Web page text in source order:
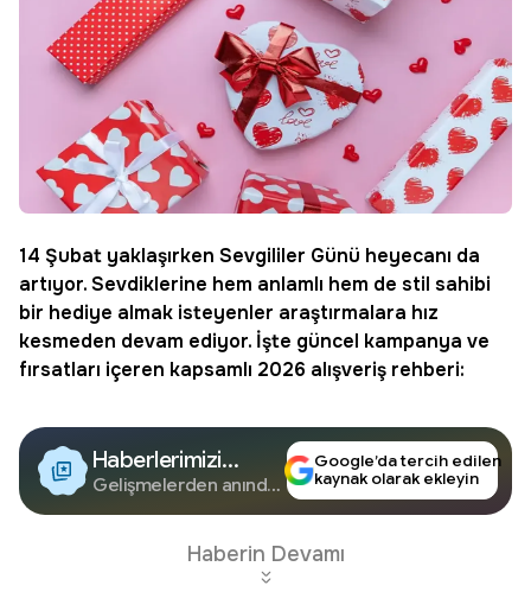
14 Şubat yaklaşırken Sevgililer Günü heyecanı da
artıyor. Sevdiklerine hem anlamlı hem de stil sahibi
bir hediye almak isteyenler araştırmalara hız
kesmeden devam ediyor. İşte güncel kampanya ve
fırsatları içeren kapsamlı 2026 alışveriş rehberi:
Haberlerimizi
Google'da Takip
Edin
Gelişmelerden anında
Google’da tercih edilen
kaynak olarak ekleyin
Haberin Devamı